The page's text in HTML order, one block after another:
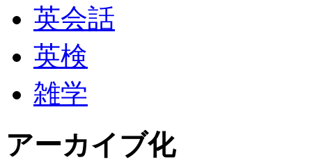
英会話
英検
雑学
アーカイブ化